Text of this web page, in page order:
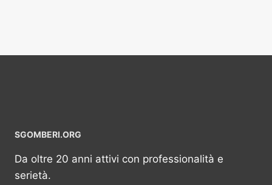
SGOMBERI.ORG
Da oltre 20 anni attivi con professionalità e
serietà.